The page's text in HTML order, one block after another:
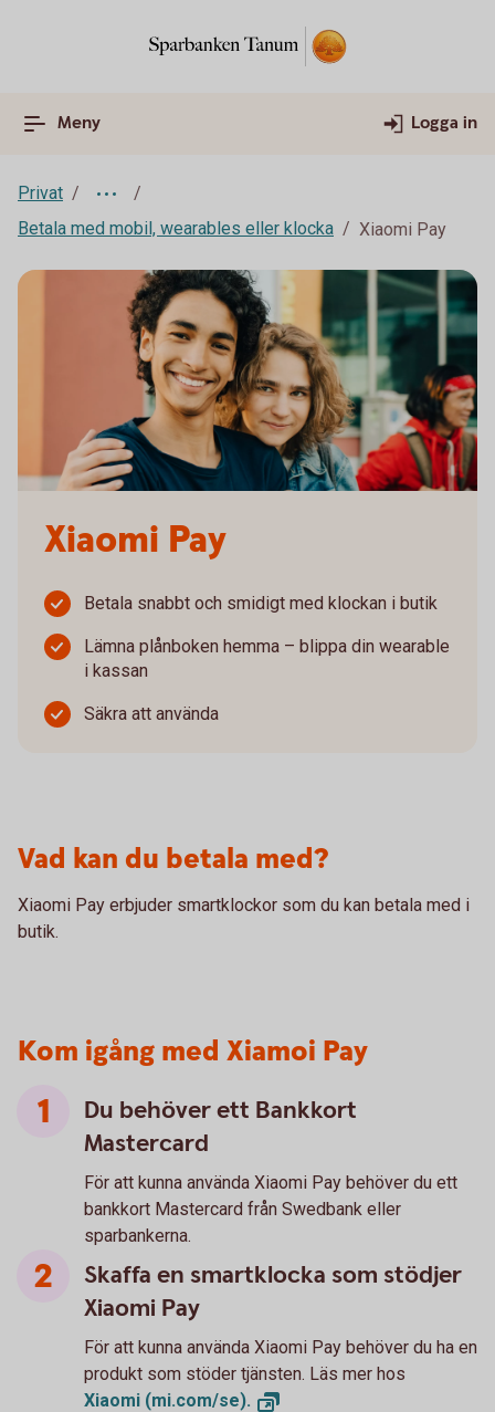
Meny Logga in
Privat
Betala med mobil, wearables eller klocka
Xiaomi Pay
Xiaomi Pay
Betala snabbt och smidigt med klockan i butik
Lämna plånboken hemma – blippa din wearable
i kassan
Säkra att använda
Vad kan du betala med?
Xiaomi Pay erbjuder smartklockor som du kan betala med i
butik.
Kom igång med Xiamoi Pay
Du behöver ett Bankkort
Mastercard
För att kunna använda Xiaomi Pay behöver du ett
bankkort Mastercard från Swedbank eller
sparbankerna.
Skaffa en smartklocka som stödjer
Xiaomi Pay
För att kunna använda Xiaomi Pay behöver du ha en
produkt som stöder tjänsten. Läs mer hos
Xiaomi (mi.com/se).